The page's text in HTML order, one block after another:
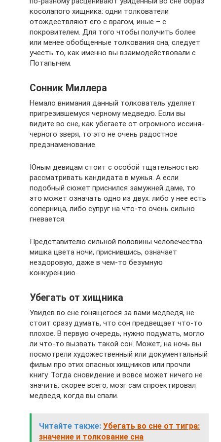
косолапого хищника: одни толкователи
отождествляют его с врагом, иные – с
покровителем. Для того чтобы получить более
или менее обобщенные толкования сна, следует
учесть то, как именно вы взаимодействовали с
Потапычем.
Сонник Миллера
Немало внимания данный толкователь уделяет
пригрезившемуся черному медведю. Если вы
видите во сне, как убегаете от огромного иссиня-
черного зверя, то это не очень радостное
предзнаменование.
Юным девицам стоит с особой тщательностью
рассматривать кандидата в мужья. А если
подобный сюжет приснился замужней даме, то
это может означать одно из двух: либо у нее есть
соперница, либо супруг на что-то очень сильно
гневается.
Представителю сильной половины человечества
мишка цвета ночи, приснившись, означает
нездоровую, даже в чем-то безумную
конкуренцию.
Убегать от хищника
Увидев во сне гонящегося за вами медведя, не
стоит сразу думать, что сон предвещает что-то
плохое. В первую очередь, нужно подумать, могло
ли что-то вызвать такой сон. Может, на ночь вы
посмотрели художественный или документальный
фильм про этих опасных хищников или прочли
книгу. Тогда сновидение и вовсе может ничего не
значить, скорее всего, мозг сам спроектировал
медведя, когда вы спали.
Читайте также: Убегать во сне от тигра:
значение и толкование сна